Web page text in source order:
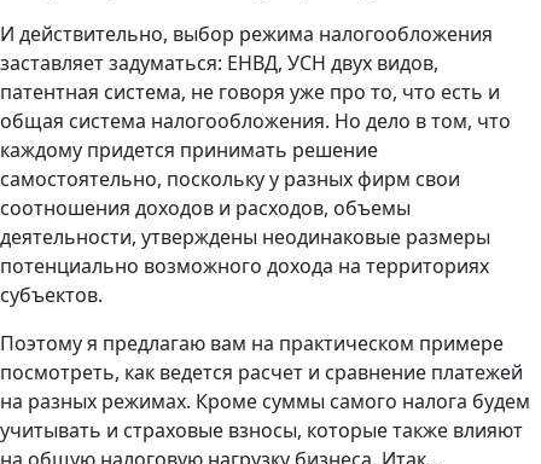
И действительно, выбор режима налогообложения
заставляет задуматься: ЕНВД, УСН двух видов,
патентная система, не говоря уже про то, что есть и
общая система налогообложения. Но дело в том, что
каждому придется принимать решение
самостоятельно, поскольку у разных фирм свои
соотношения доходов и расходов, объемы
деятельности, утверждены неодинаковые размеры
потенциально возможного дохода на территориях
субъектов.
Поэтому я предлагаю вам на практическом примере
посмотреть, как ведется расчет и сравнение платежей
на разных режимах. Кроме суммы самого налога будем
учитывать и страховые взносы, которые также влияют